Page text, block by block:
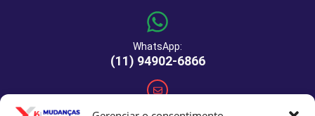
WhatsApp:
(11) 94902-6866
E-mail: